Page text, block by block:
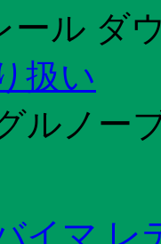
ール ダ
扱い
ルノー
イマ レ